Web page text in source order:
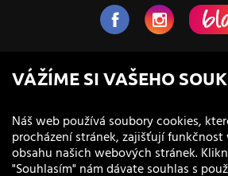
NaVlas.cz - Vlasová
provozovatel e-shopu a
VÁŽÍME SI VAŠEHO
Náš web používá soubory cookies,
procházení stránek, zajišťují funkčnost
obsahu našich webových stránek.
"Souhlasím" nám dávate souhlas s